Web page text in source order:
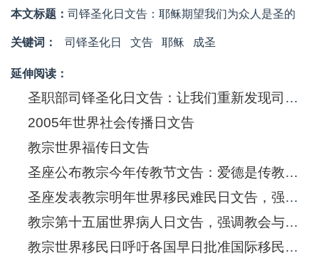
本文标题： 司铎圣化日文告：耶稣期望我们为众人是圣的
关键词： 司铎圣化日 文告 耶稣 成圣
延伸阅读：
圣职部司铎圣化日文告：让我们重新发现司铎职务的美好
2005年世界社会传播日文告
教宗世界福传日文告
圣座公布教宗今年传教节文告：爱德是传教使命的灵魂
圣座发表教宗明年世界移民难民日文告，强调基督的爱催迫着我们关怀他们
教宗第十五届世界病人日文告，强调教会与无药可治和末期病患在一起
教宗世界移民日呼吁各国早日批准国际移民条例，维护移民家庭权益